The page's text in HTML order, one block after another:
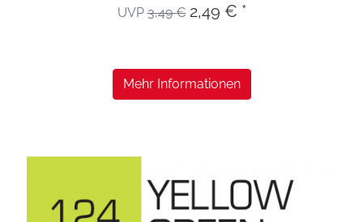
UVP3,49 € 2,49 € *
Mehr Informationen